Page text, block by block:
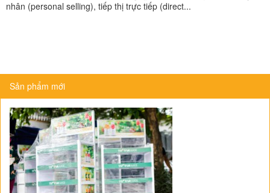
nhân (personal selling), tiếp thị trực tiếp (direct...
Sản phẩm mới